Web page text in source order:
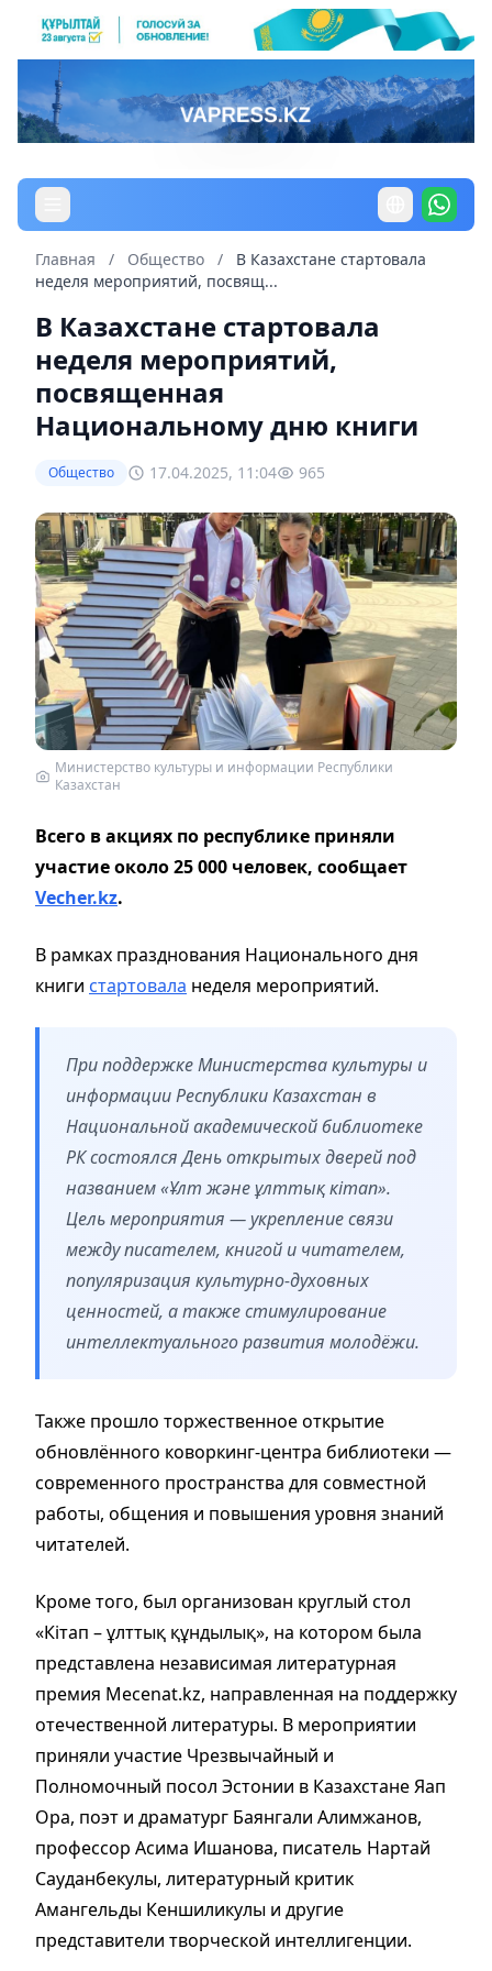
Главная / Общество /
В Казахстане стартовала
неделя мероприятий, посвящ...
В Казахстане стартовала
неделя мероприятий,
посвященная
Национальному дню книги
Общество 17.04.2025, 11:04 965
Министерство культуры и информации Республики
Казахстан
Всего в акциях по республике приняли
участие около 25 000 человек, сообщает
Vecher.kz.
В рамках празднования Национального дня
книги стартовала неделя мероприятий.
При поддержке Министерства культуры и
информации Республики Казахстан в
Национальной академической библиотеке
РК состоялся День открытых дверей под
названием «Ұлт және ұлттық кітап».
Цель мероприятия — укрепление связи
между писателем, книгой и читателем,
популяризация культурно-духовных
ценностей, а также стимулирование
интеллектуального развития молодёжи.
Также прошло торжественное открытие
обновлённого коворкинг-центра библиотеки —
современного пространства для совместной
работы, общения и повышения уровня знаний
читателей.
Кроме того, был организован круглый стол
«Кітап – ұлттық құндылық», на котором была
представлена независимая литературная
премия Mecenat.kz, направленная на поддержку
отечественной литературы. В мероприятии
приняли участие Чрезвычайный и
Полномочный посол Эстонии в Казахстане Яап
Ора, поэт и драматург Баянгали Алимжанов,
профессор Асимa Ишанова, писатель Нартай
Сауданбекулы, литературный критик
Амангельды Кеншиликулы и другие
представители творческой интеллигенции.